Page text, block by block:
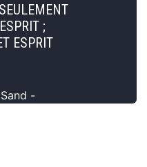
;
ESPRIT
-